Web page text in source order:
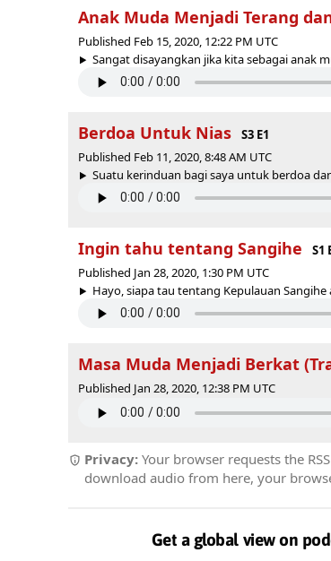
Anak Muda Menjadi Terang
Published Feb 15, 2020, 12:22 PM UTC
Sangat disayangkan jika kita sebagai anak
Berdoa Untuk Nias
S3 E1
Published Feb 11, 2020, 8:48 AM UTC
Suatu kerinduan bagi saya untuk berdoa
Ingin tahu tentang Sangihe
S1
Published Jan 28, 2020, 1:30 PM UTC
Hayo, siapa tau tentang Kepulauan Sangihe
Masa Muda Menjadi Berkat
Published Jan 28, 2020, 12:38 PM UTC
Privacy: Your browser requests the
download audio from here, your
Get a global view on